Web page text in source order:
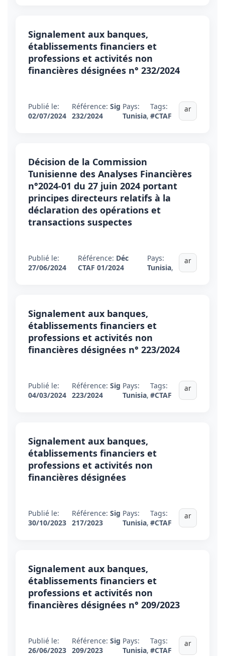
Signalement aux banques,
établissements financiers et
professions et activités non
financières désignées n° 232/2024
Publié le:
02/07/2024
Référence:Sig
232/2024
Pays:
Tunisia,
Tags:
#CTAF
ar
Décision de la Commission
Tunisienne des Analyses Financières
n°2024-01 du 27 juin 2024 portant
principes directeurs relatifs à la
déclaration des opérations et
transactions suspectes
Publié le:
27/06/2024
Référence: Déc
CTAF 01/2024
Pays:
Tunisia,
ar
Signalement aux banques,
établissements financiers et
professions et activités non
financières désignées n° 223/2024
Publié le:
04/03/2024
Référence:Sig
223/2024
Pays:
Tunisia,
Tags:
#CTAF
ar
Signalement aux banques,
établissements financiers et
professions et activités non
financières désignées
Publié le:
30/10/2023
Référence:Sig
217/2023
Pays:
Tunisia,
Tags:
#CTAF
ar
Signalement aux banques,
établissements financiers et
professions et activités non
financières désignées n° 209/2023
Publié le:
26/06/2023
Référence:Sig
209/2023
Pays:
Tunisia,
Tags:
#CTAF
ar